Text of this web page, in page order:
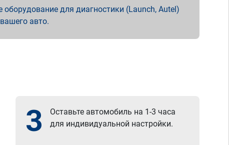
для диагностики (Launch, Autel)
авто.
3
Оставьте автомобиль на 1-3 часа
для индивидуальной настройки.